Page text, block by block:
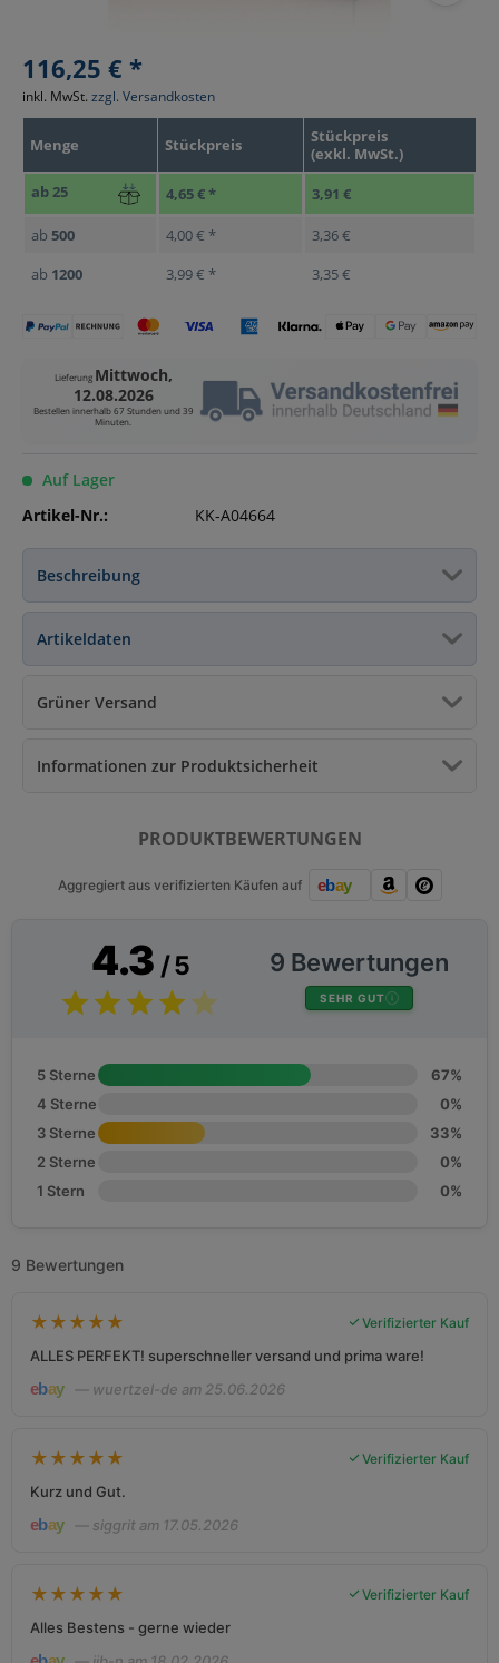
116,25 € *
Menge Stückpreis
Stückpreis
(exkl. MwSt.)
ab 25 4,65 € * 3,91 €
ab 500 4,00 € *
3,36 €
ab 1200 3,99 € * 3,35 €
inkl. MwSt. zzgl. Versandkosten
Lieferung Mittwoch,
12.08.2026
Bestellen innerhalb67 Stunden und 39
Minuten.
Auf Lager
Artikel-Nr.:
KK-A04664
Beschreibung
Artikeldaten
Grüner Versand
Informationen zur Produktsicherheit
PRODUKTBEWERTUNGEN
Aggregiert aus verifizierten Käufen auf
4.3 / 5 9 Bewertungen
SEHR GUT
5 Sterne
67%
4 Sterne
0%
3 Sterne
33%
2 Sterne
0%
1 Stern
0%
9 Bewertungen
★ ★ ★ ★ ★ Verifizierter Kauf
ALLES PERFEKT! superschneller versand und prima ware!
— wuertzel-de am 25.06.2026
★ ★ ★ ★ ★ Verifizierter Kauf
Kurz und Gut.
— siggrit am 17.05.2026
★ ★ ★ ★ ★ Verifizierter Kauf
Alles Bestens - gerne wieder